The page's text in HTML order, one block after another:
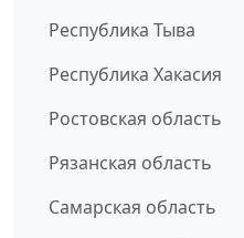
Республика Тыва
Республика Хакасия
Ростовская область
Рязанская область
Самарская область